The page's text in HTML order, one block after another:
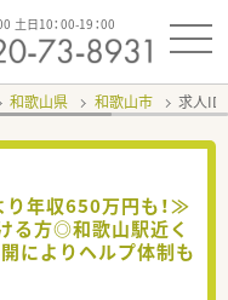
土日10：00-19：00
和歌山県 和歌山市 求人ID
り年収650万円も！≫
る方◎和歌山駅近く
によりヘルプ体制も